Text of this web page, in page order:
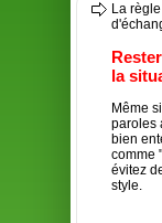
La
la
Même
paroles
bien
comme
évitez
style.